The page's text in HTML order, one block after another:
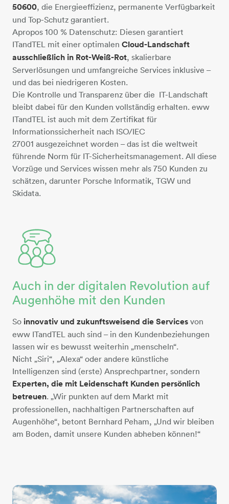
50600, die Energieeffizienz, permanente Verfügbarkeit
und Top-Schutz garantiert.
Apropos 100 % Datenschutz: Diesen garantiert
ITandTEL mit einer optimalen Cloud-Landschaft
ausschließlich in Rot-Weiß-Rot, skalierbare
Serverlösungen und umfangreiche Services inklusive –
und das bei niedrigeren Kosten.
Die Kontrolle und Transparenz über die IT-Landschaft
bleibt dabei für den Kunden vollständig erhalten. eww
ITandTEL ist auch mit dem Zertifikat für
Informationssicherheit nach ISO/IEC
27001 ausgezeichnet worden – das ist die weltweit
führende Norm für IT-Sicherheitsmanagement. All diese
Vorzüge und Services wissen mehr als 750 Kunden zu
schätzen, darunter Porsche Informatik, TGW und
Skidata.
personen-unterhaltung
Auch in der digitalen Revolution auf
Augenhöhe mit den Kunden
So innovativ und zukunftsweisend die Services von
eww ITandTEL auch sind – in den Kundenbeziehungen
lassen wir es bewusst weiterhin „menscheln“.
Nicht „Siri“, „Alexa“ oder andere künstliche
Intelligenzen sind (erste) Ansprechpartner, sondern
Experten, die mit Leidenschaft Kunden persönlich
betreuen. „Wir punkten auf dem Markt mit
professionellen, nachhaltigen Partnerschaften auf
Augenhöhe“, betont Bernhard Peham, „Und wir bleiben
am Boden, damit unsere Kunden abheben können!“